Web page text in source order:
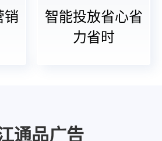
销
智能投放省心省
力省时
通品广告